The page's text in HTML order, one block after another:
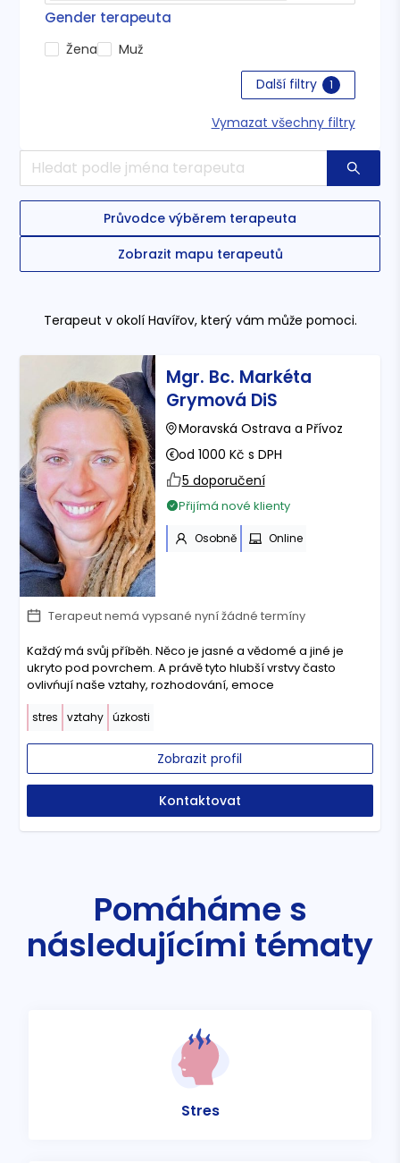
Průvodce výběrem terapeuta
Zobrazit mapu terapeutů
Gender terapeuta
Žena
Muž
Další filtry
1
Vymazat všechny filtry
Terapeut v okolí Havířov, který vám může pomoci.
Mgr. Bc. Markéta
Grymová DiS
Moravská Ostrava a Přívoz
od 1000 Kč s DPH
5 doporučení
Přijímá nové klienty
Osobně Online
Terapeut nemá vypsané nyní žádné termíny
Každý má svůj příběh. Něco je jasné a vědomé a jiné je
ukryto pod povrchem. A právě tyto hlubší vrstvy často
ovlivńují naše vztahy, rozhodování, emoce
stres vztahy úzkosti
Zobrazit profil
Kontaktovat
Pomáháme s
následujícími tématy
Stres